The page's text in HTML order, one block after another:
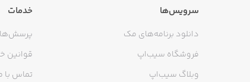
using King of Thieves for
سرویس‌ها
دانلود برنامه‌های مک
فروشگاه سیب‌اپ
وبلاگ سیب‌اپ
خدمات
قوانین
تماس با